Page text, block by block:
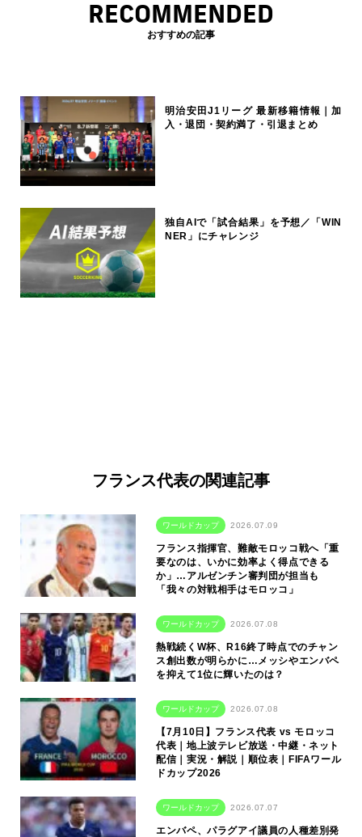
RECOMMENDED
おすすめの記事
明治安田J1リーグ 最新移籍情報｜加
入・退団・契約満了・引退まとめ
独自AIで「試合結果」を予想／「WIN
NER」にチャレンジ
フランス代表の関連記事
ワールドカップ 2026.07.09
フランス指揮官、難敵モロッコ戦へ「重
要なのは、いかに効率よく得点できる
か」…アルゼンチン審判団が担当も
「我々の対戦相手はモロッコ」
ワールドカップ 2026.07.08
熱戦続くW杯、R16終了時点でのチャン
ス創出数が明らかに…メッシやエンバペ
を抑えて1位に輝いたのは？
ワールドカップ 2026.07.08
【7月10日】フランス代表 vs モロッコ
代表｜地上波テレビ放送・中継・ネット
配信｜実況・解説｜順位表｜FIFAワール
ドカップ2026
ワールドカップ 2026.07.07
エンバペ、パラグアイ議員の人種差別発